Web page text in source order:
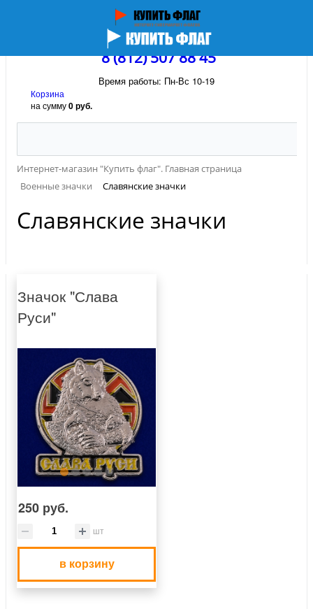
8 (812) 507 88 45
Время работы: Пн-Вс 10-19
Корзина
на сумму0 руб.
Интернет-магазин "Купить флаг". Главная страница
Военные значки
Славянские значки
Славянские значки
Значок "Слава
Руси"
250 руб.
шт
в корзину